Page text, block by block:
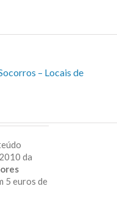
– Locais de
da
5 euros de